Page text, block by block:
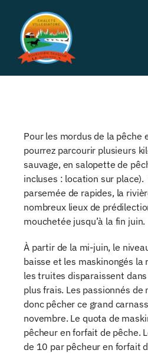
contenu
Activités
Restauration
À Propos
Pour les mordus de la pêche
pourrez parcourir plusieurs
sauvage, en salopette de
incluses : location sur
parsemée de rapides, la
nombreux lieux de
mouchetée jusqu’à la fin juin.
À partir de la mi-juin, le
baisse et les maskinongés
les truites disparaissent
plus frais. Les passionnés de
donc pêcher ce grand
novembre. Le quota de
pêcheur en forfait de pêche.
de 10 par pêcheur en forfait